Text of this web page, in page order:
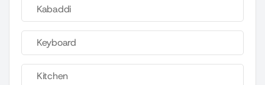
Kabaddi
Keyboard
Kitchen